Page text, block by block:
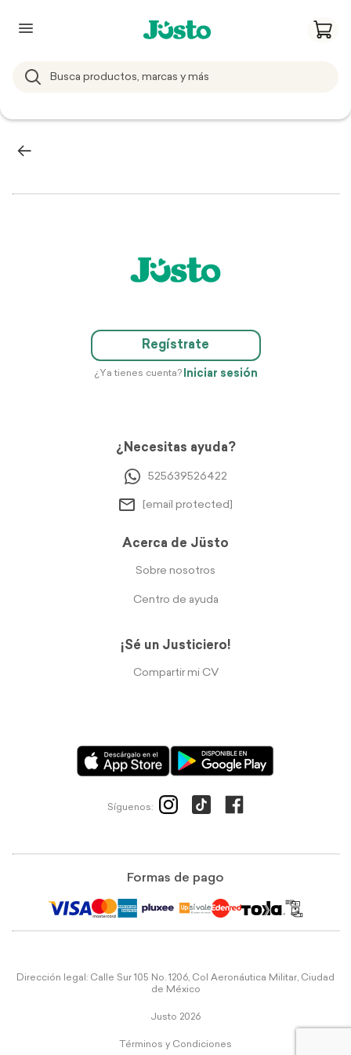
Regístrate
¿Ya tienes cuenta? Iniciar sesión
¿Necesitas ayuda?
525639526422
[email protected]
Acerca de Jüsto
Sobre nosotros
Centro de ayuda
¡Sé un Justiciero!
Compartir mi CV
Síguenos:
Formas de pago
Dirección legal: Calle Sur 105 No. 1206, Col Aeronáutica Militar, Ciudad
de México
Justo 2026
Términos y Condiciones